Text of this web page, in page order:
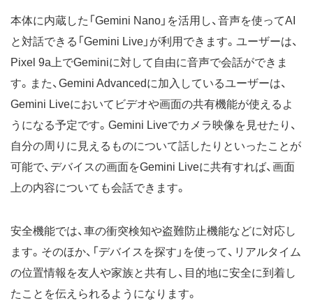
本体に内蔵した「Gemini Nano」を活用し、音声を使ってAI
と対話できる「Gemini Live」が利用できます。ユーザーは、
Pixel 9a上でGeminiに対して自由に音声で会話ができま
す。また、Gemini Advancedに加入しているユーザーは、
Gemini Liveにおいてビデオや画面の共有機能が使えるよ
うになる予定です。Gemini Liveでカメラ映像を見せたり、
自分の周りに見えるものについて話したりといったことが
可能で、デバイスの画面をGemini Liveに共有すれば、画面
上の内容についても会話できます。
安全機能では、車の衝突検知や盗難防止機能などに対応し
ます。そのほか、「デバイスを探す」を使って、リアルタイム
の位置情報を友人や家族と共有し、目的地に安全に到着し
たことを伝えられるようになります。